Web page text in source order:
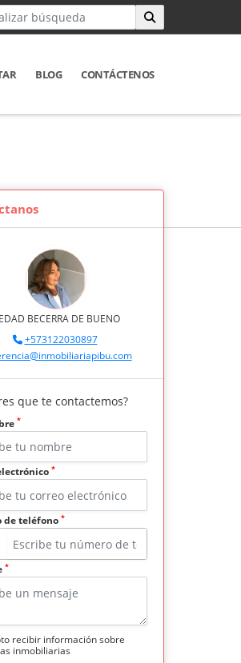
BLOG CONTÁCTENOS
BECERRA DE BUENO
+573122030897
que te contactemos?
*
*
de teléfono *
*
recibir información sobre
inmobiliarias